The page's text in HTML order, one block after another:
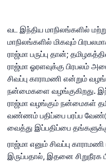
வட இந்திய மாநிலங்களில்
மாநிலங்களில் மிகவும்
ராஜ்மா பருப்பு தான்;
ராஜ்மா ஓரளவுக்கு பிரபலம்
சிவப்பு காராமணி என்றும்
நன்மைகளை வழங்குகிறது.
ராஜ்மா வழங்கும் நன்மைகள்
வண்ணம் பதிப்பை பரப்ப
வைத்து இப்பதிப்பை
ராஜ்மா எனும் சிவப்பு காராமணி
இருப்பதால், இதனை